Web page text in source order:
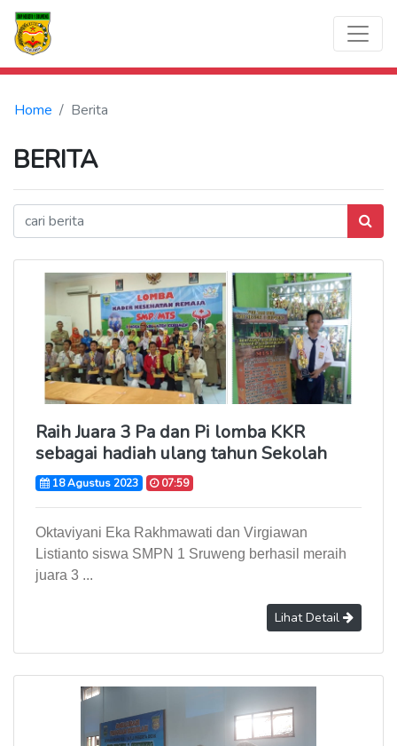
Home Berita
BERITA
Raih Juara 3 Pa dan Pi lomba KKR
sebagai hadiah ulang tahun Sekolah
18 Agustus 2023 07:59
Oktaviyani Eka Rakhmawati dan Virgiawan
Listianto siswa SMPN 1 Sruweng berhasil meraih
juara 3 ...
Lihat Detail